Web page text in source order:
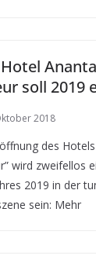
soll 2019
2018
des
wird zweifellos
2019 in der
sein: Mehr